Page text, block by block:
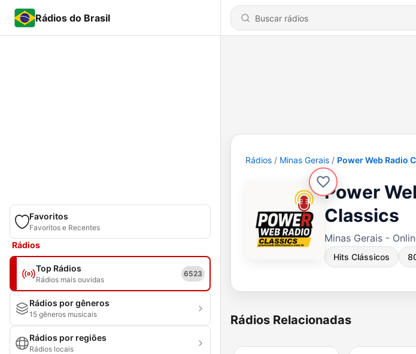
Rádios do Brasil
Favoritos
Favoritos e Recentes
Rádios
Top Rádios
Rádios mais ouvidas
6523
Rádios por gêneros
15 gêneros musicais
Rádios por regiões
Rádios locais
Rádios Minas Gerais Power Web Radio
Power
Classics
Minas Gerais -
Hits Clássicos
Rádios Relacionadas